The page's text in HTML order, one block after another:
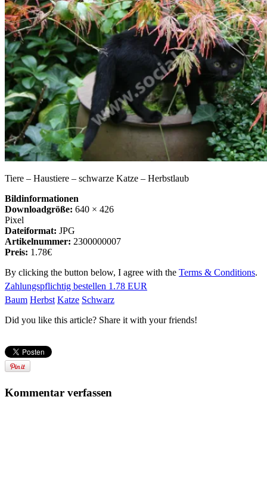
Tiere – Haustiere – schwarze Katze – Herbstlaub
Bildinformationen
Downloadgröße: 640 × 426
Pixel
Dateiformat: JPG
Artikelnummer: 2300000007
Preis: 1.78€
By clicking the button below, I agree with the Terms & Conditions.
Zahlungspflichtig bestellen 1.78 EUR
Baum Herbst Katze Schwarz
Did you like this article? Share it with your friends!
Kommentar verfassen